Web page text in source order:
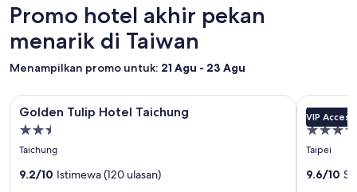
o
h
c
t
o
m
r
最
高
で
た
次
回
も
ま
り
berdasarkan
pencarian
1
malam
untuk
tamu
dewasa.
Harga
dan
ketersediaan
berubah
Promo hotel akhir pekan
menarik di Taiwan
Menampilkan promo untuk: 21 Agu - 23 Agu
Galeri
foto
Golden
Tulip
Hotel
Golden Tulip Hotel Taichung
Properti
bintang
Taichung
9.2/10 Istimewa (120 ulasan)
Golden Tulip Hotel Taichung
Galeri
foto
Eslite
Hotel
VIP Access
Eslite
Properti
bintang
Taipei
9.6/10
Eslite